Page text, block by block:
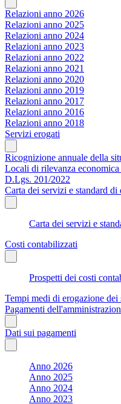
Relazioni anno 2026
Relazioni anno 2025
Relazioni anno 2024
Relazioni anno 2023
Relazioni anno 2022
Relazioni anno 2021
Relazioni anno 2020
Relazioni anno 2019
Relazioni anno 2017
Relazioni anno 2016
Relazioni anno 2018
Servizi erogati
Ricognizione annuale della
Locali di rilevanza
D.Lgs. 201/2022
Carta dei servizi e standard di
Carta dei servizi e
Costi contabilizzati
Prospetti dei costi
Tempi medi di erogazione dei
Pagamenti
Dati sui pagamenti
Anno 2026
Anno 2025
Anno 2024
Anno 2023